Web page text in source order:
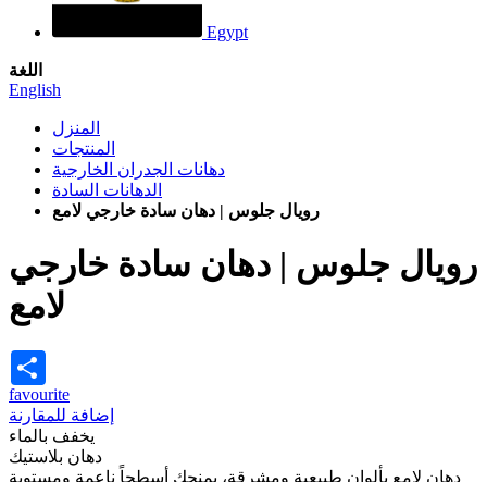
Egypt
اللغة
English
المنزل
المنتجات
دهانات الجدران الخارجية
الدهانات السادة
رويال جلوس | دهان سادة خارجي لامع
رويال جلوس | دهان سادة خارجي
لامع
favourite
إضافة للمقارنة
يخفف بالماء
دهان بلاستيك
دهان لامع بألوان طبيعية ومشرقة، يمنحك أسطحاً ناعمة ومستوية